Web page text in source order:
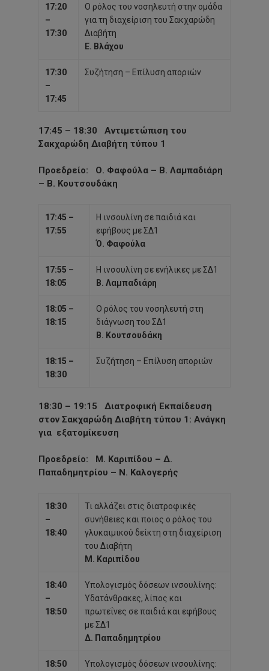
17:20
–
17:30
Ο ρόλος του νοσηλευτή στην ομάδα
για τη διαχείριση του Σακχαρώδη
Διαβήτη
Ε. Βλάχου
17:30
–
17:45
Συζήτηση – Επίλυση αποριών
17:45 – 18:30 Αντιμετώπιση του
Σακχαρώδη Διαβήτη τύπου 1
Προεδρείο: Ο. Φαφούλα – Β. Λαμπαδιάρη
– Β. Κουτσουδάκη
17:45 –
17:55
Η ινσουλίνη σε παιδιά και
εφήβους με ΣΔ1
Ό. Φαφούλα
17:55 –
18:05
Η ινσουλίνη σε ενήλικες με ΣΔ1
Β. Λαμπαδιάρη
18:05 –
18:15
Ο ρόλος του νοσηλευτή στη
διάγνωση του ΣΔ1
Β. Κουτσουδάκη
18:15 –
18:30
Συζήτηση – Επίλυση αποριών
18:30 – 19:15 Διατροφική Εκπαίδευση
στον Σακχαρώδη Διαβήτη τύπου 1: Ανάγκη
για εξατομίκευση
Προεδρείο: Μ. Καριπίδου – Δ.
Παπαδημητρίου – Ν. Καλογερής
18:30
–
18:40
Τι αλλάζει στις διατροφικές
συνήθειες και ποιος ο ρόλος του
γλυκαιμικού δείκτη στη διαχείριση
του Διαβήτη
Μ. Καριπίδου
18:40
–
18:50
Υπολογισμός δόσεων ινσουλίνης:
Υδατάνθρακες, λίπος και
πρωτεΐνες σε παιδιά και εφήβους
με ΣΔ1
Δ. Παπαδημητρίου
18:50 Υπολογισμός δόσεων ινσουλίνης: